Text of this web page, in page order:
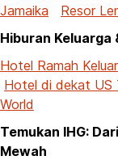
Jamaika
Resor
Hiburan Keluarga
Hotel Ramah
Hotel di dekat US
World
Temukan IHG:
Mewah